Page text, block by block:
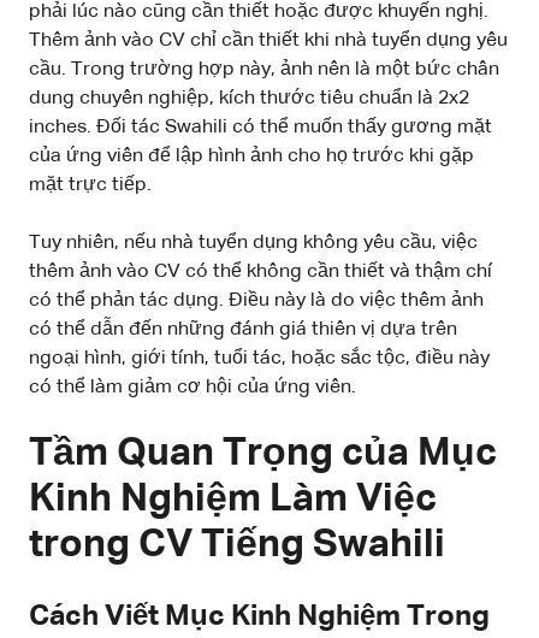
phải lúc nào cũng cần thiết hoặc được khuyến nghị.
Thêm ảnh vào CV chỉ cần thiết khi nhà tuyển dụng yêu
cầu. Trong trường hợp này, ảnh nên là một bức chân
dung chuyên nghiệp, kích thước tiêu chuẩn là 2x2
inches. Đối tác Swahili có thể muốn thấy gương mặt
của ứng viên để lập hình ảnh cho họ trước khi gặp
mặt trực tiếp.
Tuy nhiên, nếu nhà tuyển dụng không yêu cầu, việc
thêm ảnh vào CV có thể không cần thiết và thậm chí
có thể phản tác dụng. Điều này là do việc thêm ảnh
có thể dẫn đến những đánh giá thiên vị dựa trên
ngoại hình, giới tính, tuổi tác, hoặc sắc tộc, điều này
có thể làm giảm cơ hội của ứng viên.
Tầm Quan Trọng của Mục
Kinh Nghiệm Làm Việc
trong CV Tiếng Swahili
Cách Viết Mục Kinh Nghiệm Trong